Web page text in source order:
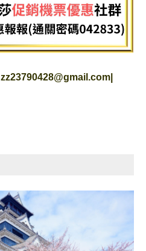
zz23790428@gmail.com